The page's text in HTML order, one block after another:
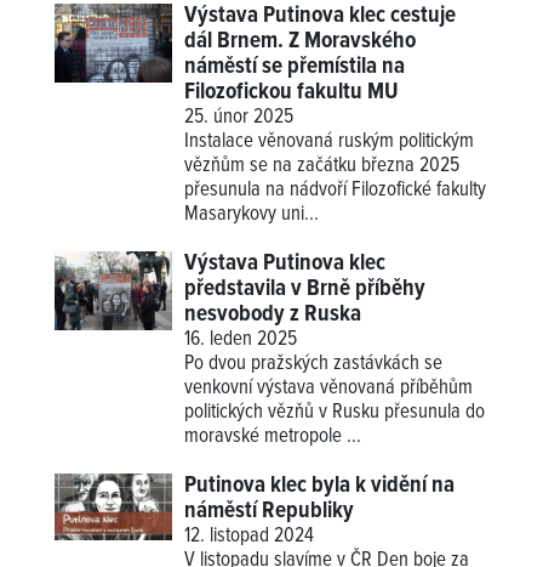
Výstava Putinova klec cestuje
dál Brnem. Z Moravského
náměstí se přemístila na
Filozofickou fakultu MU
25. únor 2025
Instalace věnovaná ruským politickým
vězňům se na začátku března 2025
přesunula na nádvoří Filozofické fakulty
Masarykovy uni...
Výstava Putinova klec
představila v Brně příběhy
nesvobody z Ruska
16. leden 2025
Po dvou pražských zastávkách se
venkovní výstava věnovaná příběhům
politických vězňů v Rusku přesunula do
moravské metropole ...
Putinova klec byla k vidění na
náměstí Republiky
12. listopad 2024
V listopadu slavíme v ČR Den boje za